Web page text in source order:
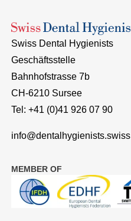
Swiss Dental Hygienists
Geschäftsstelle
Bahnhofstrasse 7b
CH-6210 Sursee
Tel: +41 (0)41 926 07 90
info@dentalhygienists.swiss
MEMBER OF